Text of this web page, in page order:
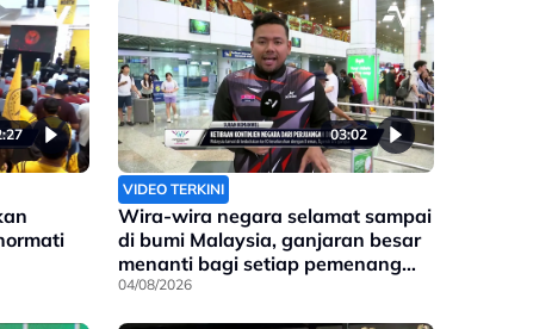
03:02
VIDEO TERKINI
Wira-wira negara selamat sampai
di bumi Malaysia, ganjaran besar
menanti bagi setiap pemenang
pingat di Sukan Komanwel 2026
04/08/2026